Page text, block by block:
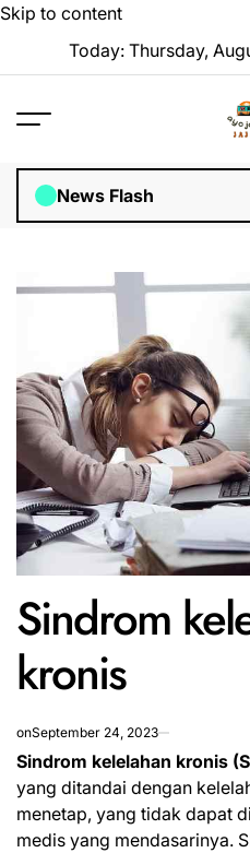
Skip to content
Today: Thursday,
News Flash
di GoVisa: Panduan
Sindrom
kronis
onSeptember 24, 2023
Sindrom kelelahan kronis
yang ditandai dengan
menetap, yang tidak dapat
medis yang mendasarinya.